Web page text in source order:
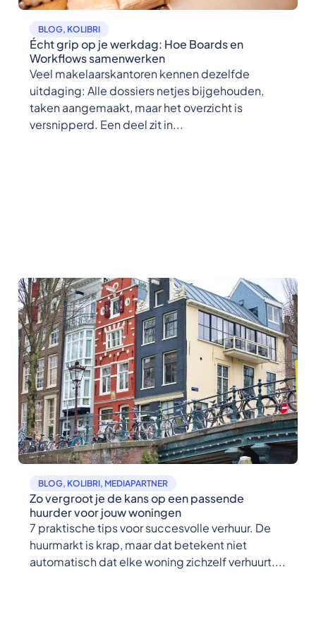
BLOG, KOLIBRI
Écht grip op je werkdag: Hoe Boards en
Workflows samenwerken
Veel makelaarskantoren kennen dezelfde
uitdaging: Alle dossiers netjes bijgehouden,
taken aangemaakt, maar het overzicht is
versnipperd. Een deel zit in...
BLOG, KOLIBRI, MEDIAPARTNER
Zo vergroot je de kans op een passende
huurder voor jouw woningen
7 praktische tips voor succesvolle verhuur. De
huurmarkt is krap, maar dat betekent niet
automatisch dat elke woning zichzelf verhuurt....